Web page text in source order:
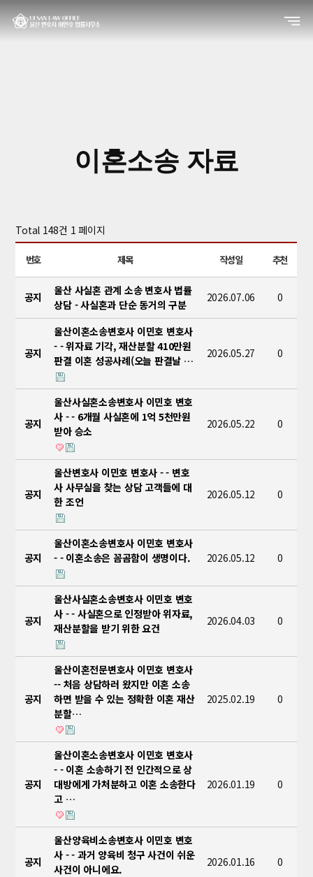
이혼소송 자료
Total 148건 1 페이지
번호 제목 작성일 추천
공지
울산 사실혼 관계 소송 변호사 법률
상담 - 사실혼과 단순 동거의 구분
2026.07.06 0
공지
울산이혼소송변호사 이민호 변호사
- - 위자료 기각, 재산분할 410만원
판결 이혼 성공사례(오늘 판결날 …
2026.05.27 0
공지
울산사실혼소송변호사 이민호 변호
사 - - 6개월 사실혼에 1억 5천만원
받아 승소
2026.05.22 0
공지
울산변호사 이민호 변호사 - - 변호
사 사무실을 찾는 상담 고객들에 대
한 조언
2026.05.12 0
공지
울산이혼소송변호사 이민호 변호사
- - 이혼소송은 꼼곰함이 생명이다.
2026.05.12 0
공지
울산사실혼소송변호사 이민호 변호
사 - - 사실혼으로 인정받아 위자료,
재산분할을 받기 위한 요건
2026.04.03 0
공지
울산이혼전문변호사 이민호 변호사
-- 처음 상담하러 왔지만 이혼 소송
하면 받을 수 있는 정확한 이혼 재산
분할…
2025.02.19 0
공지
울산이혼소송변호사 이민호 변호사
- - 이혼 소송하기 전 인간적으로 상
대방에게 가처분하고 이혼 소송한다
고 …
2026.01.19 0
공지
울산양육비소송변호사 이민호 변호
사 - - 과거 양육비 청구 사건이 쉬운
사건이 아니에요.
2026.01.16 0